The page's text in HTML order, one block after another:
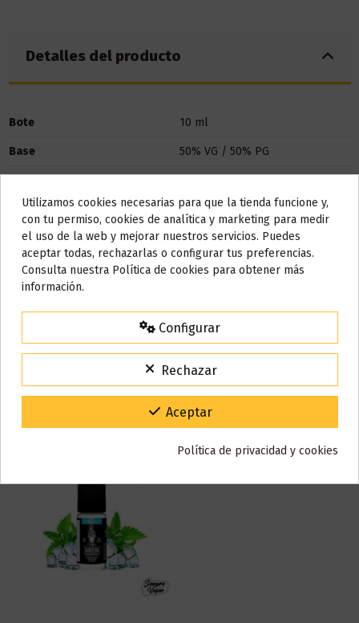
Detalles del producto
Bote 10 ml
Base 50% VG / 50% PG
Referencia 000197
En stock
10 Artículos
ean13 8909047503005
También puede que te guste
Do not show again.
AVISO IMPORTANTE
Nos tomamos unos días
15% de descuento
Código:VACACIONES15
Gracias por tu paciencia y por seguir confiando en nosotros.
Utilizamos cookies necesarias para que la tienda funcione y,
con tu permiso, cookies de analítica y marketing para medir
el uso de la web y mejorar nuestros servicios. Puedes
aceptar todas, rechazarlas o configurar tus preferencias.
Consulta nuestra Política de cookies para obtener más
información.
Configurar
Rechazar
Aceptar
Política de privacidad y cookies